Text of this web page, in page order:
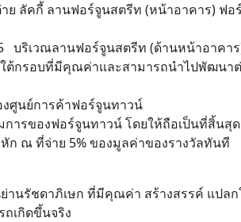
Search
for:
ย ลัคกี้ ลานฟอร์จูนสตรีท (หน้าอาคาร)
บริเวณลานฟอร์จูนสตรีท (ด้านหน้าอาคา
ต้กรอบที่มีคุณค่าและสามารถนำไปพัฒนา
ศูนย์การค้าฟอร์จูนทาวน์
ารของฟอร์จูนทาวน์ โดยให้ถือเป็นที่สิ้นสุด
ก ณ ที่จ่าย 5% ของมูลค่าของรางวัลทันที
านรัชดาภิเษก ที่มีคุณค่า สร้างสรรค์ แปล
เกิดขึ้นจริง